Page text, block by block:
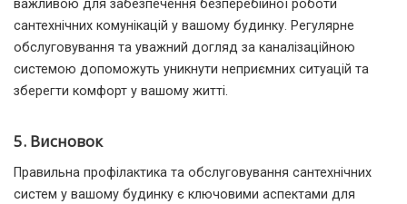
важливою для забезпечення безперебійної роботи
сантехнічних комунікацій у вашому будинку. Регулярне
обслуговування та уважний догляд за каналізаційною
системою допоможуть уникнути неприємних ситуацій та
зберегти комфорт у вашому житті.
5. Висновок
Правильна профілактика та обслуговування сантехнічних
систем у вашому будинку є ключовими аспектами для